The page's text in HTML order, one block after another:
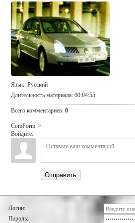
Язык: Русский
Длительность материала: 00:04:55
Всего комментариев: 0
ComForm">
Войдите:
Отправить
Логин:
Пароль: